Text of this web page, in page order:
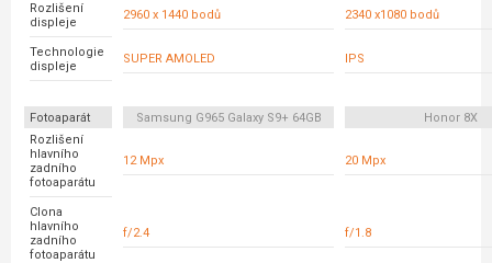
Rozlišení
displeje
2960 x 1440 bodů 2340 x1080 bodů
Technologie
displeje
SUPER AMOLED IPS
Fotoaparát Samsung G965 Galaxy S9+ 64GB
Honor 8X
Rozlišení
hlavního
zadního
fotoaparátu
12 Mpx 20 Mpx
Clona
hlavního
zadního
fotoaparátu
f/2.4 f/1.8